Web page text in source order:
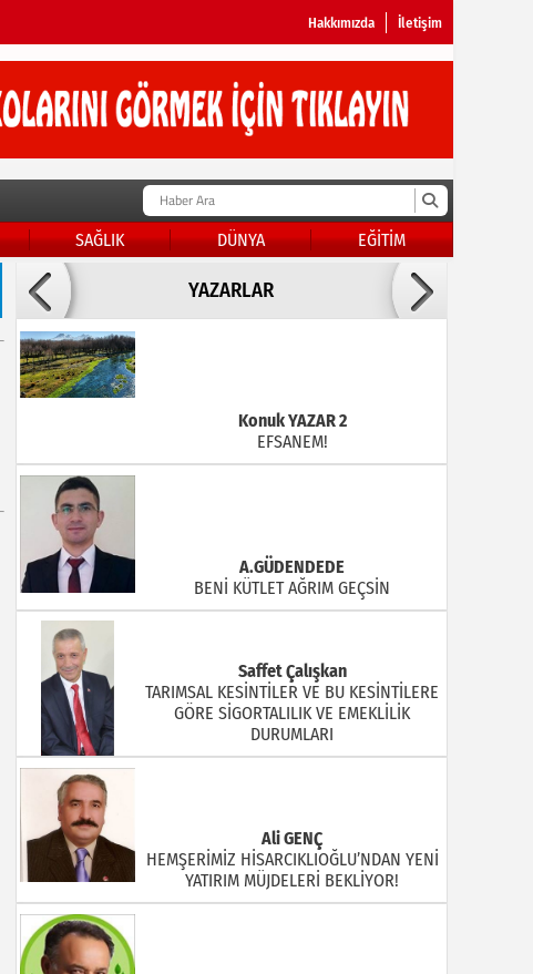
Hakkımızda İletişim
SAĞLIK DÜNYA EĞİTİM
YAZARLAR
KADER DİYEMEZSİN SEN KENDİN ETTİN
Konuk YAZAR 2
EFSANEM!
A.GÜDENDEDE
BENİ KÜTLET AĞRIM GEÇSİN
Saffet Çalışkan
TARIMSAL KESİNTİLER VE BU KESİNTİLERE
GÖRE SİGORTALILIK VE EMEKLİLİK
DURUMLARI
Ali GENÇ
HEMŞERİMİZ HİSARCIKLIOĞLU’NDAN YENİ
YATIRIM MÜJDELERİ BEKLİYOR!